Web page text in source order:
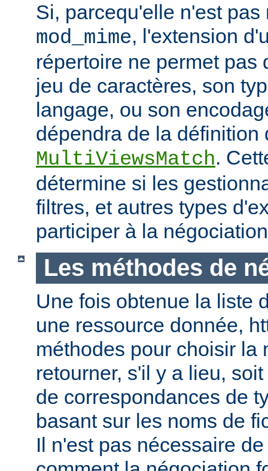
Si, parcequ'elle n'est pas
mod_mime, l'extension
répertoire ne permet pas
jeu de caractères, son
langage, ou son
dépendra de la définition
MultiViewsMatch.
détermine si les
filtres, et autres types
participer à la
Les méthodes de
Une fois obtenue la liste
une ressource donnée,
méthodes pour choisir la
retourner, s'il y a lieu,
de correspondances de
basant sur les noms de
Il n'est pas nécessaire